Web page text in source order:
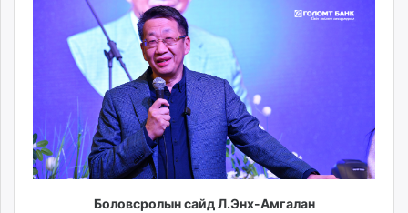
Боловсролын сайд Л.Энх-Амгалан